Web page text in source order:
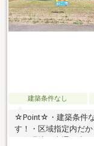
建築条件なし
☆Point☆・建築条件な
す！・区域指定内だ
な住環境・車通り少